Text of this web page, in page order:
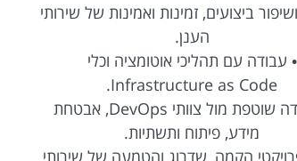
ביצועים, זמינות ואמינות של שירותי
הענן.
• עבודה עם תהליכי אוטומציה וכלי
Infrastructure as Code.
• עבודה שוטפת מול צוותי DevOps, אבטחת
מידע, פיתוח ותשתיות.
פרויקטי הקמה, שדרוג והטמעה של שירותי